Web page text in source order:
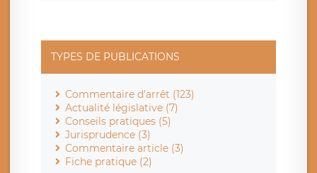
TYPES DE PUBLICATIONS
Commentaire d'arrêt (123)
Actualité législative (7)
Conseils pratiques (5)
Jurisprudence (3)
Commentaire article (3)
Fiche pratique (2)